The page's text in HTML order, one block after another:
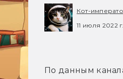
Кот-
11 июля 2022 г.
По данным